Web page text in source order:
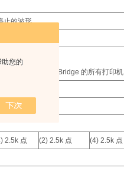
您的
止的波形
闪存驱动器
接PC 及兼容PictBridge 的所有打印机
2.5k 点 (2) 2.5k 点 (4) 2.5k 点